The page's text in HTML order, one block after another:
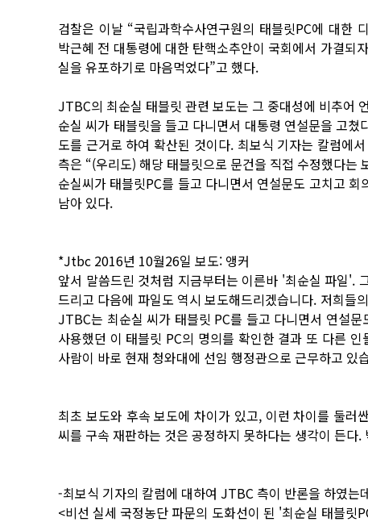
검찰은 이날 “국립과학수사연구원의 태블릿PC에 대한
박근혜 전 대통령에 대한 탄핵소추안이 국회에서 가결
실을 유포하기로 마음먹었다”고 했다.
JTBC의 최순실 태블릿 관련 보도는 그 중대성에 비추어
순실 씨가 태블릿을 들고 다니면서 대통령 연설문을 고
도를 근거로 하여 확산된 것이다. 최보식 기자는 칼럼에
측은 “(우리도) 해당 태블릿으로 문건을 직접 수정했다는
순실씨가 태블릿PC를 들고 다니면서 연설문도 고치고
남아 있다.
*Jtbc 2016년 10월26일 보도: 앵커
앞서 말씀드린 것처럼 지금부터는 이른바 '최순실 파일'.
드리고 다음에 파일도 역시 보도해드리겠습니다. 저희들
JTBC는 최순실 씨가 태블릿 PC를 들고 다니면서 연설
사용했던 이 태블릿 PC의 명의를 확인한 결과 또 다른
사람이 바로 현재 청와대에 선임 행정관으로 근무하고 있
최초 보도와 후속 보도에 차이가 있고, 이런 차이를 둘러
씨를 구속 재판하는 것은 공정하지 못하다는 생각이 든
-최보식 기자의 칼럼에 대하여 JTBC 측이 반론을 하였는
<비선 실세 국정농단 파문의 도화선이 된 '최순실 태블